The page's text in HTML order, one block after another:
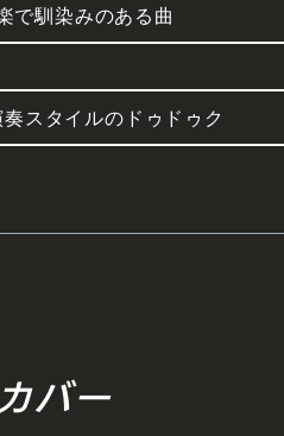
で馴染みのある曲
スタイルのドゥドゥク
バー